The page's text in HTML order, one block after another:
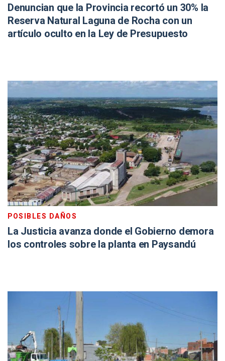
Denuncian que la Provincia recortó un 30% la
Reserva Natural Laguna de Rocha con un
artículo oculto en la Ley de Presupuesto
POSIBLES DAÑOS
La Justicia avanza donde el Gobierno demora
los controles sobre la planta en Paysandú